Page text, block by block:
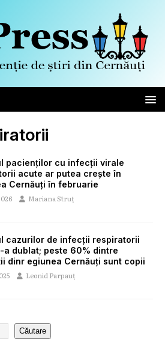
pacienților cu infecții virale
acute ar putea crește în
Cernăuți în februarie
Mariana Struț
cazurilor de infecții respiratorii
a dublat; peste 60% dintre
dinr egiunea Cernăuți sunt copii
Leonid Parpauț
Căutare